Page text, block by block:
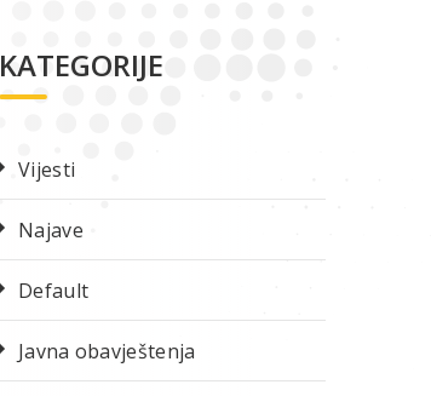
KATEGORIJE
Vijesti
Najave
Default
Javna obavještenja